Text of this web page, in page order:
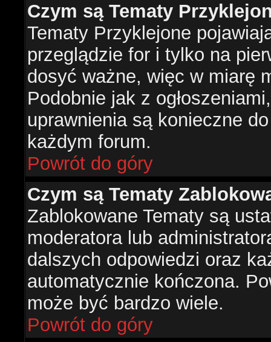
Czym są Tematy
Tematy Przyklejone
przeglądzie for i tylko na
dosyć ważne, więc w miarę
Podobnie jak z
uprawnienia są konieczne
każdym forum.
Powrót do góry
Czym są Tematy
Zablokowane Tematy są
moderatora lub
dalszych odpowiedzi oraz
automatycznie kończona.
może być bardzo wiele.
Powrót do góry